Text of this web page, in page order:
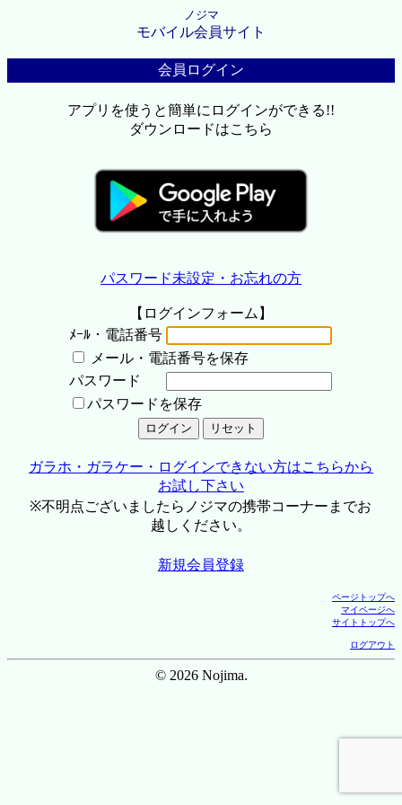
ノジマ
モバイル会員サイト
会員ログイン
アプリを使うと簡単にログインができる!!
ダウンロードはこちら
パスワード未設定・お忘れの方
【ログインフォーム】
ﾒｰﾙ・電話番号
メール・電話番号を保存
パスワード
パスワードを保存
ガラホ・ガラケー・ログインできない方はこちらから
お試し下さい
※不明点ございましたらノジマの携帯コーナーまでお
越しください。
新規会員登録
ページトップへ
マイページへ
サイトトップへ
ログアウト
© 2026 Nojima.